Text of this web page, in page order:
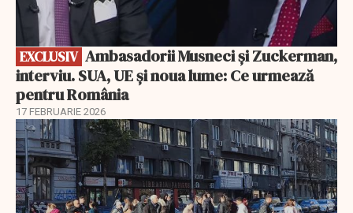
EXCLUSIV
interviu. SUA, UE și noua lume: Ce urmează
pentru România
17 FEBRUARIE 2026